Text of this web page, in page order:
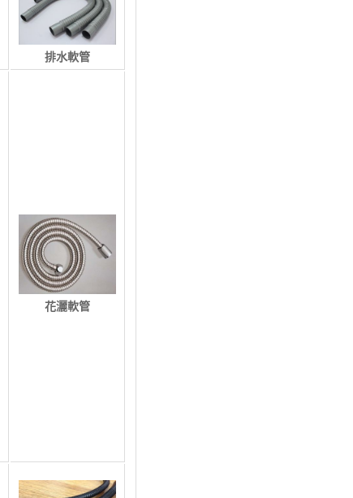
排水軟管
花灑軟管